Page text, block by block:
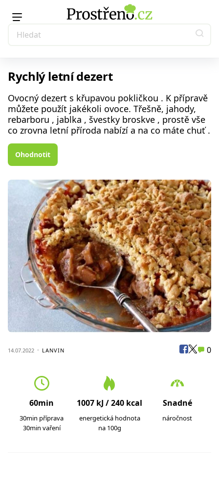
Rychlý letní dezert
Ovocný dezert s křupavou pokličkou . K přípravě
můžete použít jakékoli ovoce. Třešně, jahody,
rebarboru , jablka , švestky broskve , prostě vše
co zrovna letní příroda nabízí a na co máte chuť .
Ohodnotit
14.07.2022 LANVIN 0
60min
30min příprava
30min vaření
1007 kJ / 240 kcal
energetická hodnota
na 100g
Snadné
náročnost